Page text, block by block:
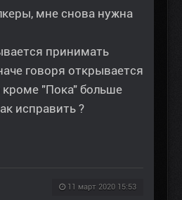
мне снова нужна
принимать
говоря открывается
кроме "Пока" больше
исправить ?
11 март 2020 15:53